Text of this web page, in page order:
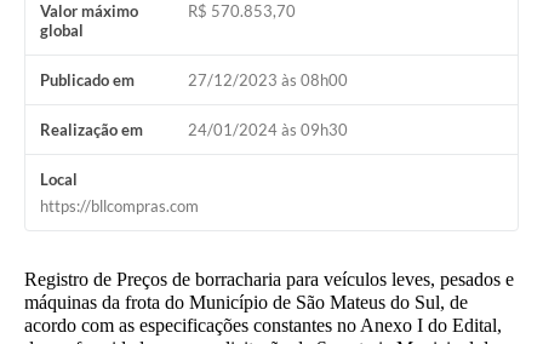
Previdência Complementar
Cadastro para Castração
Telefones Prefeitura Municipal
Feriados Municipais
Imprensa
Plantão das Funerárias
Valor máximo
global
R$ 570.853,70
Publicado em 27/12/2023 às 08h00
Realização em 24/01/2024 às 09h30
Local
https://bllcompras.com
Registro de Preços de borracharia para veículos leves, pesados e
máquinas da frota do Município de São Mateus do Sul, de
acordo com as especificações constantes no Anexo I do Edital,